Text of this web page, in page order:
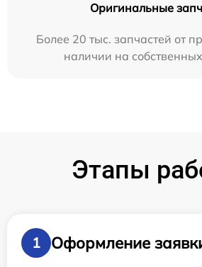
Оригинальные
Более 20 тыс. запчастей от
наличии на
Этапы
1
Оформление